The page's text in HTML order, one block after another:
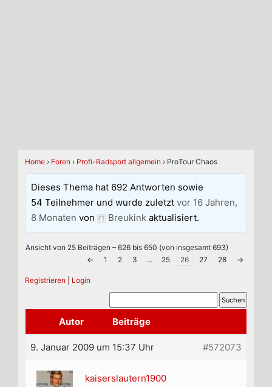
Home › Foren › Profi-Radsport allgemein › ProTour Chaos
Dieses Thema hat 692 Antworten sowie
54 Teilnehmer und wurde zuletztvor 16 Jahren,
8 Monaten von Breukink aktualisiert.
Ansicht von 25 Beiträgen – 626 bis 650 (von insgesamt 693)
←
1 2 3 … 25 26 27 28 →
Registrieren Login
Autor Beiträge
9. Januar 2009 um 15:37 Uhr #572073
kaiserslautern1900